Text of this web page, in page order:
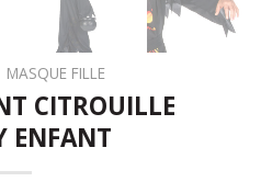
MASQUE FILLE
CITROUILLE
ENFANT